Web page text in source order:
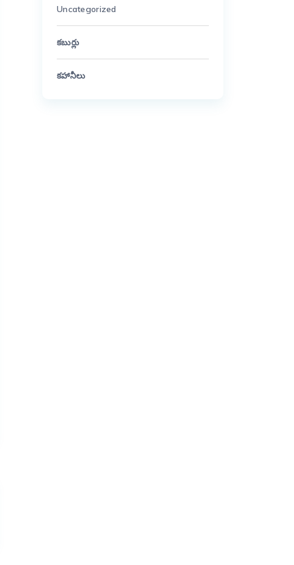
Uncategorized
కబుర్లు
కహానీలు